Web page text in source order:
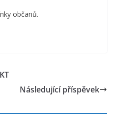
občanů.
Následující příspěvek